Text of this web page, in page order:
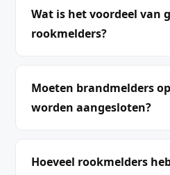
Wat is het voordeel van
rookmelders?
Moeten brandmelders
worden aangesloten?
Hoeveel rookmelders